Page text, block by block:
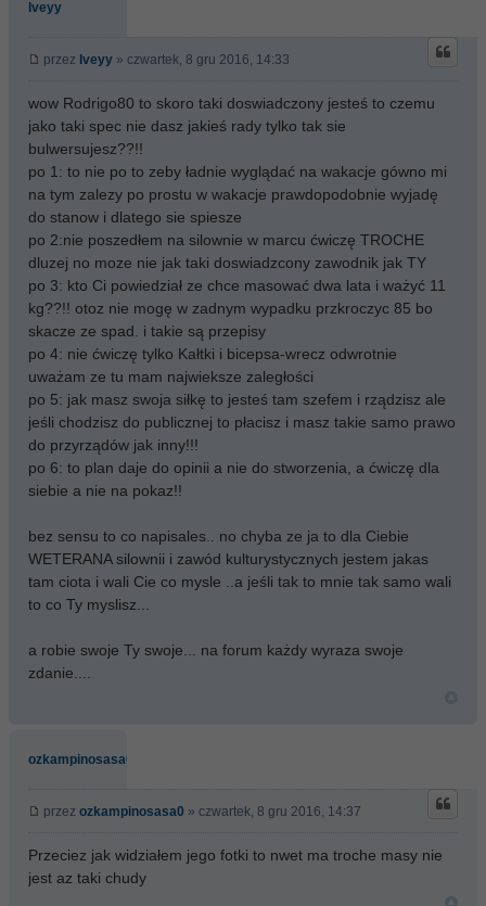
Iveyy
przez Iveyy » czwartek, 8 gru 2016, 14:33
wow Rodrigo80 to skoro taki doswiadczony jesteś to czemu
jako taki spec nie dasz jakieś rady tylko tak sie
bulwersujesz??!!
po 1: to nie po to zeby ładnie wyglądać na wakacje gówno mi
na tym zalezy po prostu w wakacje prawdopodobnie wyjadę
do stanow i dlatego sie spiesze
po 2:nie poszedłem na silownie w marcu ćwiczę TROCHE
dluzej no moze nie jak taki doswiadzcony zawodnik jak TY
po 3: kto Ci powiedział ze chce masować dwa lata i ważyć 11
kg??!! otoz nie mogę w zadnym wypadku przkroczyc 85 bo
skacze ze spad. i takie są przepisy
po 4: nie ćwiczę tylko Kałtki i bicepsa-wrecz odwrotnie
uważam ze tu mam najwieksze zaległości
po 5: jak masz swoja siłkę to jesteś tam szefem i rządzisz ale
jeśli chodzisz do publicznej to płacisz i masz takie samo prawo
do przyrządów jak inny!!!
po 6: to plan daje do opinii a nie do stworzenia, a ćwiczę dla
siebie a nie na pokaz!!
bez sensu to co napisales.. no chyba ze ja to dla Ciebie
WETERANA silownii i zawód kulturystycznych jestem jakas
tam ciota i wali Cie co mysle ..a jeśli tak to mnie tak samo wali
to co Ty myslisz...
a robie swoje Ty swoje... na forum każdy wyraza swoje
zdanie....
ozkampinosasa0
przez ozkampinosasa0 » czwartek, 8 gru 2016, 14:37
Przeciez jak widziałem jego fotki to nwet ma troche masy nie
jest az taki chudy